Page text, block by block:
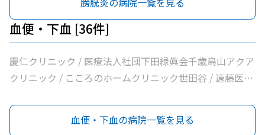
リニック / 上祖師谷かたらいクリニック / 医療法人社団親
樹会恵泉クリニック / ちとせ台内科クリニック
内視鏡内科・肛門内科 / 世田谷調布大友内科リウマチ科千
歳烏山院 / きたじま腎泌尿器科クリニック世田谷烏山院 /
烏山クリニック / 医療法人社団はなまる会烏山はなクリニ
ック / 医療法人社団下田緑眞会世田谷北部クリニック / 医
療法人社団親樹会恵泉第二クリニック / 烏山慶友整形外
ク / 医療法人社団世田谷おがたブレストクリニック / ヒロ
クリニック / 南烏山クリニック / Ｋメディカルクリニック
血便・下血 [36件]
慶仁クリニック / 医療法人社団下田緑眞会千歳烏山アクア
クリニック / こころのホームクリニック世田谷 / 遠藤医院
千歳烏山駅前いたがき内科クリニック内科・消化器内科・
内視鏡内科・肛門内科 / 世田谷調布大友内科リウマチ科千
血便・下血の病院一覧を見る